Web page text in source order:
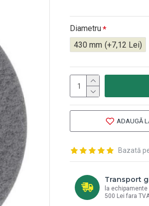
Bazată
Diametru
430 mm (+7,12 Lei)
ADAUGĂ
Transport
la
500 Lei fara